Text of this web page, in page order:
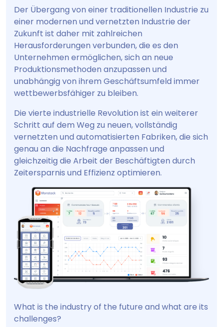
Der Übergang von einer traditionellen Industrie zu
einer modernen und vernetzten Industrie der
Zukunft ist daher mit zahlreichen
Herausforderungen verbunden, die es den
Unternehmen ermöglichen, sich an neue
Produktionsmethoden anzupassen und
unabhängig von ihrem Geschäftsumfeld immer
wettbewerbsfähiger zu bleiben.
Die vierte industrielle Revolution ist ein weiterer
Schritt auf dem Weg zu neuen, vollständig
vernetzten und automatisierten Fabriken, die sich
genau an die Nachfrage anpassen und
gleichzeitig die Arbeit der Beschäftigten durch
Zeitersparnis und Effizienz optimieren.
What is the industry of the future and what are its
challenges?